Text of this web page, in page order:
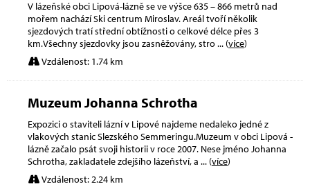
V lázeňské obci Lipová-lázně se ve výšce 635 – 866 metrů nad
mořem nachází Ski centrum Miroslav. Areál tvoří několik
sjezdových tratí střední obtížnosti o celkové délce přes 3
km.Všechny sjezdovky jsou zasněžovány, stro... (více)
Vzdálenost: 1.74 km
Muzeum Johanna Schrotha
Expozici o staviteli lázní v Lipové najdeme nedaleko jedné z
vlakových stanic Slezského Semmeringu.Muzeum v obci Lipová -
lázně začalo psát svoji historii v roce 2007. Nese jméno Johanna
Schrotha, zakladatele zdejšího lázeňství, a ... (více)
Vzdálenost: 2.24 km